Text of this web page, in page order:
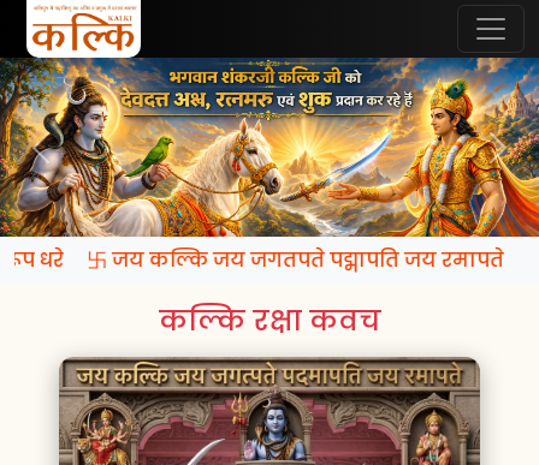
धरे 卐 जय कल्कि जय जगतपते पद्मापति जय रमापते
कल्कि रक्षा कवच